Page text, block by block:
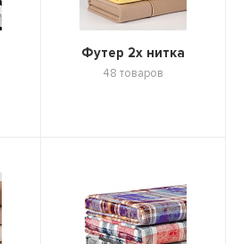
Футер 2х нитка
48 товаров